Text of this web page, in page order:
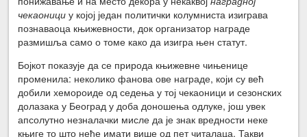
чекаоници у којој један политички колумниста изиграва
познаваоца књижевности, док организатор награде
размишља само о томе како да изигра њен статут.
Бојкот показује да се природа књижевне чињенице
променила: неколико фанова ове награде, који су већ
добили хемороиде од седења у тој чекаоници и сезонских
долазака у Београд у доба доношења одлуке, још увек
апсолутно незналачки мисле да је знак вредности неке
књиге то што неће имати више од пет читалаца. Такви